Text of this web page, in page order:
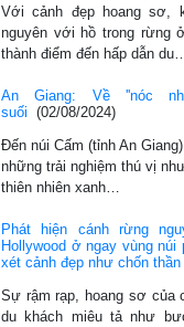
Với cảnh đẹp hoang sơ,
nguyên với hồ trong rừng
thành điểm đến hấp dẫn
An Giang: Về ''nóc
suối (02/08/2024)
Đến núi Cấm (tỉnh An
những trải nghiệm thú vị
thiên nhiên xanh…
Phát hiện cánh rừng
Hollywood ở ngay vùng
xét cảnh đẹp như chốn thần
Sự rậm rạp, hoang sơ của
du khách miêu tả như